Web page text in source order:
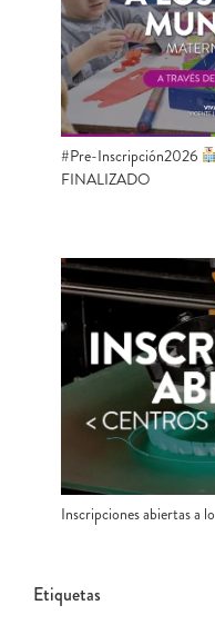
#Pre-Inscripción2026
FINALIZADO
Inscripciones abiertas a
Etiquetas